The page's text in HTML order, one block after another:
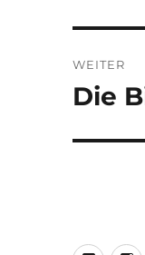
WEITER
Nächster
Die